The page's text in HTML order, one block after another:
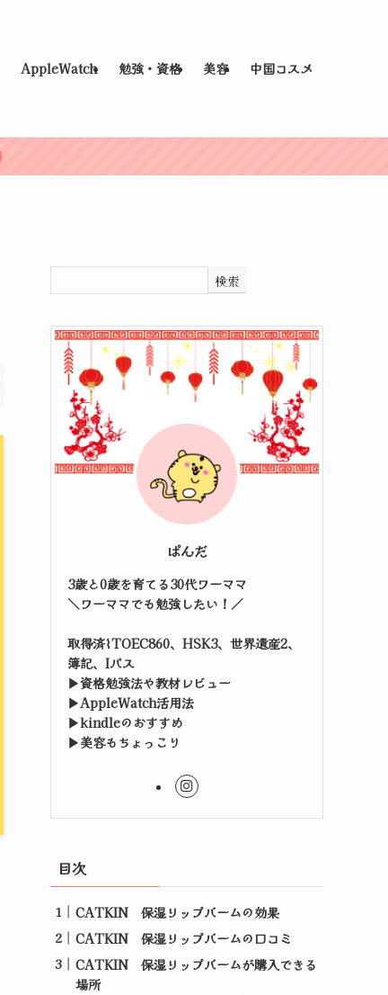
AppleWatch 勉強・資格 美容 中国コスメ
検索
ぱんだ
3歳と0歳を育てる30代ワーママ
＼ワーママでも勉強したい！／
取得済⌇TOEC860、HSK3、世界遺産2、
簿記、Iパス
▶資格勉強法や教材レビュー
▶AppleWatch活用法
▶kindleのおすすめ
▶美容もちょっこり
目次
CATKIN 保湿リップバームの効果
CATKIN 保湿リップバームの口コミ
CATKIN 保湿リップバームが購入できる
場所